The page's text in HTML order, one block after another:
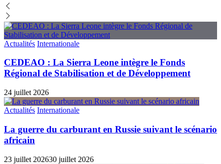
Actualités Internationale
CEDEAO : La Sierra Leone intègre le Fonds
Régional de Stabilisation et de Développement
24 juillet 2026
Actualités Internationale
La guerre du carburant en Russie suivant le scénario
africain
23 juillet 202630 juillet 2026